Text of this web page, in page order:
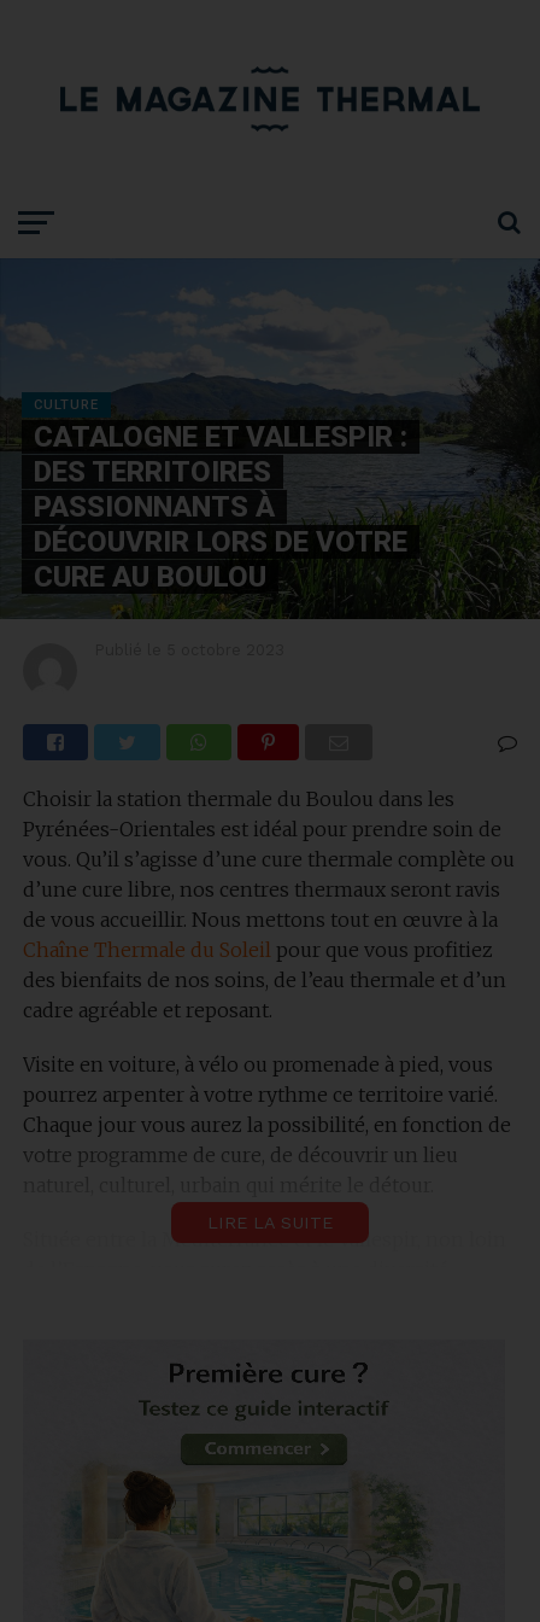
CULTURE
CATALOGNE ET VALLESPIR :
DES TERRITOIRES
PASSIONNANTS À
DÉCOUVRIR LORS DE VOTRE
CURE AU BOULOU
Choisir la station thermale du Boulou dans les
Pyrénées-Orientales est idéal pour prendre soin de
vous. Qu’il s’agisse d’une cure thermale complète ou
d’une cure libre, nos centres thermaux seront ravis
de vous accueillir. Nous mettons tout en œuvre à la
Chaîne Thermale du Soleil pour que vous profitiez
des bienfaits de nos soins, de l’eau thermale et d’un
cadre agréable et reposant.
Visite en voiture, à vélo ou promenade à pied, vous
pourrez arpenter à votre rythme ce territoire varié.
Chaque jour vous aurez la possibilité, en fonction de
votre programme de cure, de découvrir un lieu
Située entre la Méditerranée et le Vallespir, non loin
favorites à faire lors d’une cure thermale au Boulou.
Jardins remarquables dans les
Pyrénées-Orientales
La visite de jardin est souvent l’occasion de
découvrir à son rythme de nouvelles plantes et des
agencements remarquables. Dans les Pyrénées-
Orientales, vous pourrez découvrir plusieurs sites
LIRE LA SUITE